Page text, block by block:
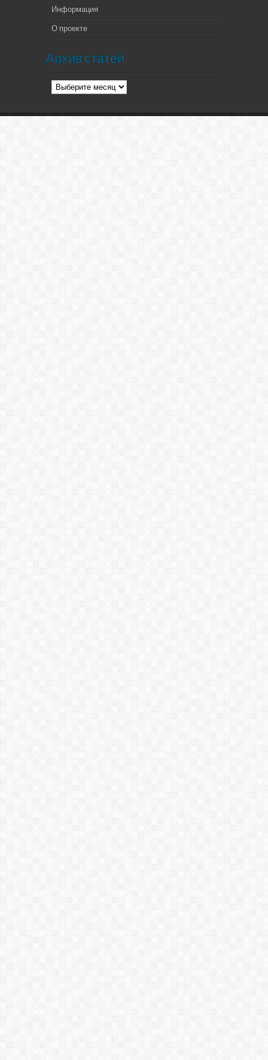
Информация
О проекте
Архив статей
Архив
статей